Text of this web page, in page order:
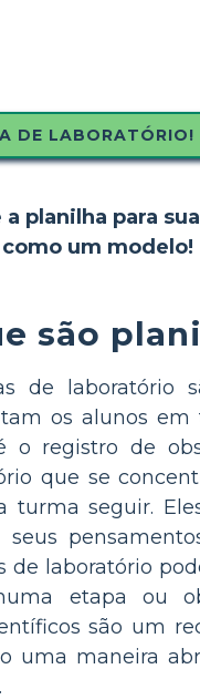
DE LABORATÓRIO!
planilha para
um modelo!
são
de laboratório
os alunos em
registro de
que se
turma seguir.
laboratório
etapa ou
são um
uma maneira